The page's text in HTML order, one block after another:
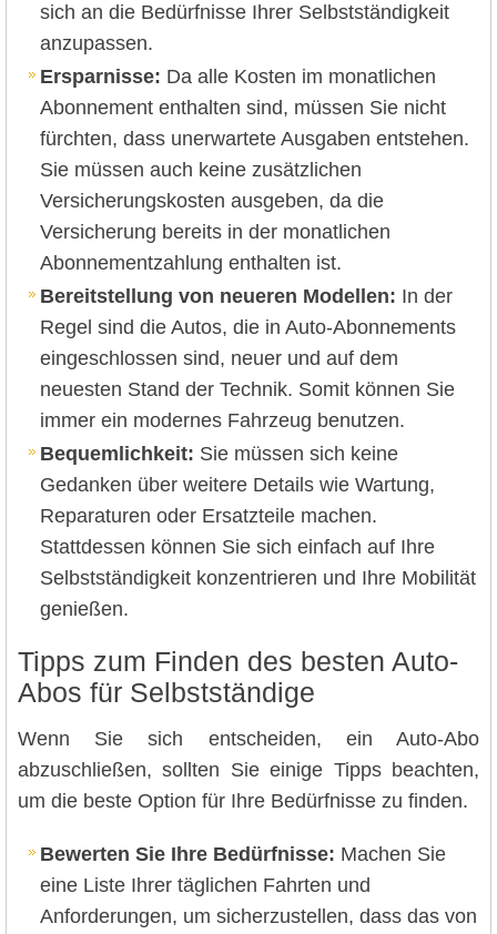
sich an die Bedürfnisse Ihrer Selbstständigkeit
anzupassen.
Ersparnisse: Da alle Kosten im monatlichen
Abonnement enthalten sind, müssen Sie nicht
fürchten, dass unerwartete Ausgaben entstehen.
Sie müssen auch keine zusätzlichen
Versicherungskosten ausgeben, da die
Versicherung bereits in der monatlichen
Abonnementzahlung enthalten ist.
Bereitstellung von neueren Modellen: In der
Regel sind die Autos, die in Auto-Abonnements
eingeschlossen sind, neuer und auf dem
neuesten Stand der Technik. Somit können Sie
immer ein modernes Fahrzeug benutzen.
Bequemlichkeit: Sie müssen sich keine
Gedanken über weitere Details wie Wartung,
Reparaturen oder Ersatzteile machen.
Stattdessen können Sie sich einfach auf Ihre
Selbstständigkeit konzentrieren und Ihre Mobilität
genießen.
Tipps zum Finden des besten Auto-
Abos für Selbstständige
Wenn Sie sich entscheiden, ein Auto-Abo
abzuschließen, sollten Sie einige Tipps beachten,
um die beste Option für Ihre Bedürfnisse zu finden.
Bewerten Sie Ihre Bedürfnisse: Machen Sie
eine Liste Ihrer täglichen Fahrten und
Anforderungen, um sicherzustellen, dass das von